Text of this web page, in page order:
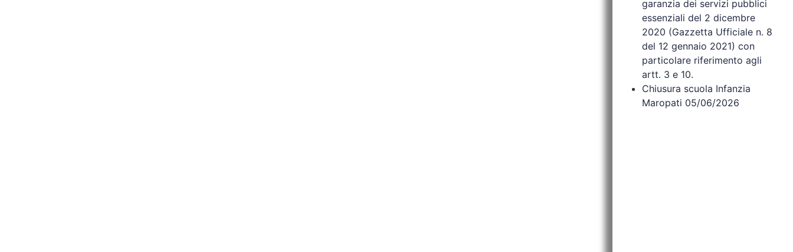
garanzia dei servizi pubblici
essenziali del 2 dicembre
2020 (Gazzetta Ufficiale n. 8
del 12 gennaio 2021) con
particolare riferimento agli
artt. 3 e 10.
Chiusura scuola Infanzia
Maropati 05/06/2026